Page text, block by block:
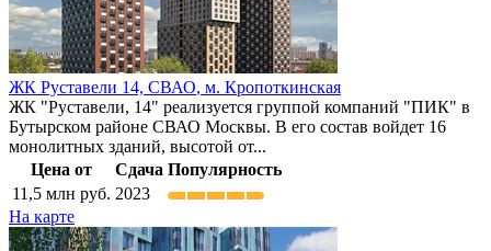
ЖК Руставели 14, СВАО, м. Кропоткинская
ЖК "Руставели, 14" реализуется группой компаний "ПИК" в
Бутырском районе СВАО Москвы. В его состав войдет 16
монолитных зданий, высотой от...
Цена от
Сдача Популярность
11,5 млн руб. 2023
На карте